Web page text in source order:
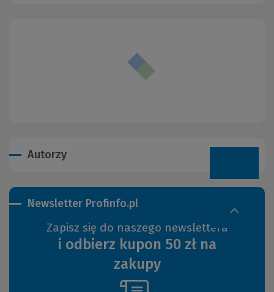
Autorzy
Newsletter Profinfo.pl
Zapisz się do naszego newslettera
i odbierz kupon 50 zł na
zakupy